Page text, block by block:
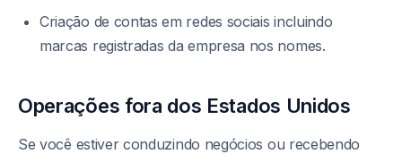
Criação de contas em redes sociais incluindo
marcas registradas da empresa nos nomes.
Operações fora dos Estados Unidos
Se você estiver conduzindo negócios ou recebendo